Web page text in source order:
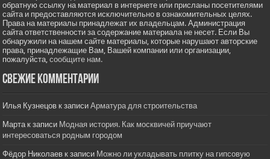
обратную ссылку на материал в интернете или присланы посетителями
сайта и предоставляются исключительно в ознакомительных целях.
Права на материалы принадлежат их владельцам. Администрация
сайта ответственности за содержание материала не несет. Если Вы
обнаружили на нашем сайте материалы, которые нарушают авторские
права, принадлежащие Вам, Вашей компании или организации,
пожалуйста,сообщите нам.
Свежие комментарии
Илья Кузнецов к записиАрматура для строительства
Марта к записи Модная история. Как москвичей приучают
интересоваться родным городом
Фёдор Николаев к записи Можно ли укладывать плитку на гипсовую